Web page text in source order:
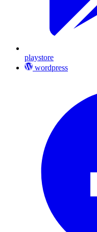
playstore
wordpress